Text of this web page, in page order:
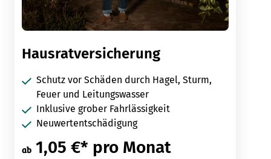
Hausratversicherung
Schutz vor Schäden durch Hagel, Sturm,
Feuer und Leitungswasser
Inklusive grober Fahrlässigkeit
Neuwertentschädigung
ab 1,05 €* pro Monat